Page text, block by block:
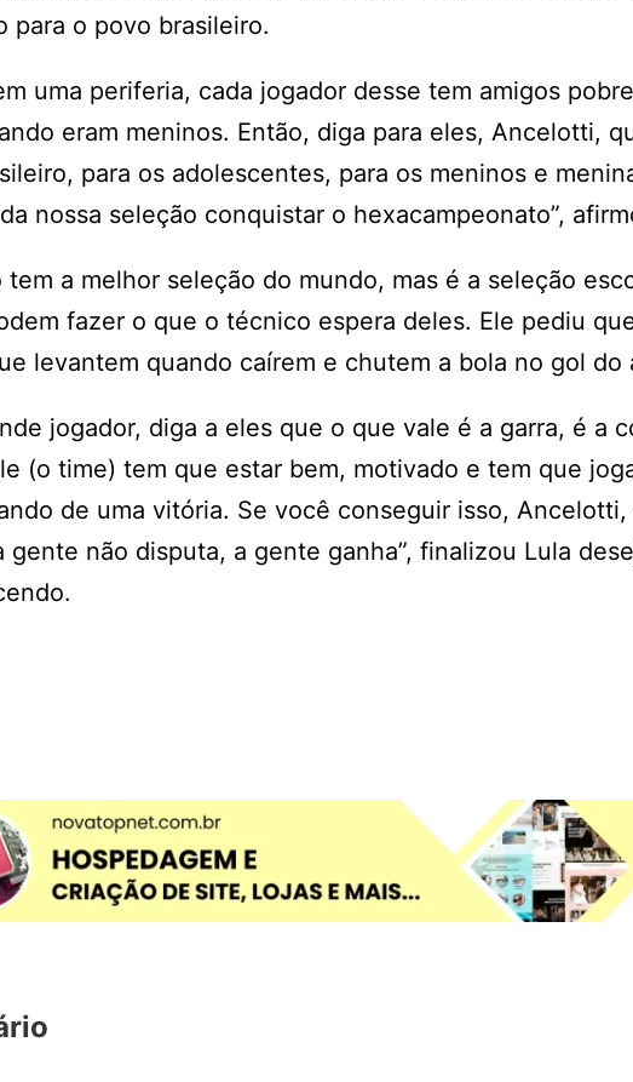
para o povo brasileiro.
uma periferia, cada jogador desse tem amigos
eram meninos. Então, diga para eles, Ancelotti,
para os adolescentes, para os meninos e
nossa seleção conquistar o hexacampeonato”,
a melhor seleção do mundo, mas é a seleção
fazer o que o técnico espera deles. Ele pediu
levantem quando caírem e chutem a bola no gol do
jogador, diga a eles que o que vale é a garra, é a
(o time) tem que estar bem, motivado e tem que
de uma vitória. Se você conseguir isso,
não disputa, a gente ganha”, finalizou Lula